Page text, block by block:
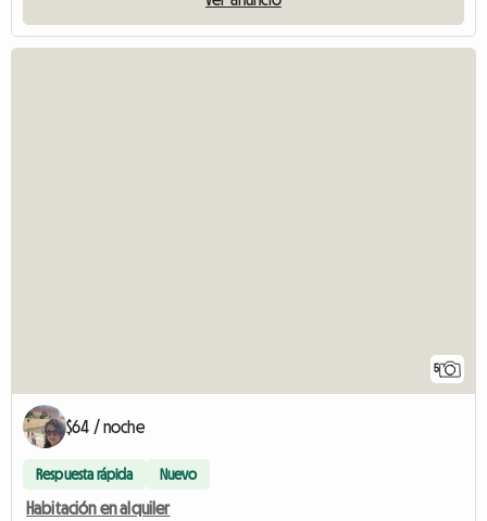
5
$64 / noche
Respuesta rápida Nuevo
Habitación en alquiler